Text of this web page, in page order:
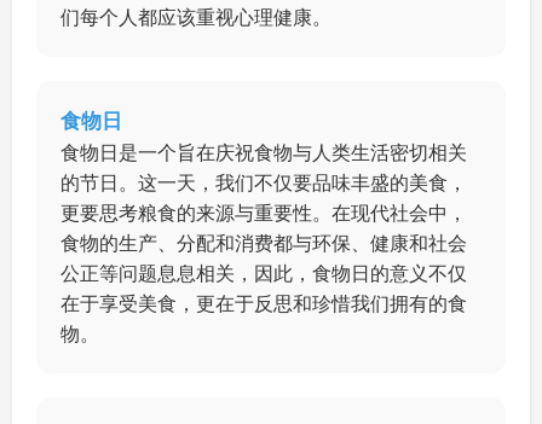
们每个人都应该重视心理健康。
食物日
食物日是一个旨在庆祝食物与人类生活密切相关
的节日。这一天，我们不仅要品味丰盛的美食，
更要思考粮食的来源与重要性。在现代社会中，
食物的生产、分配和消费都与环保、健康和社会
公正等问题息息相关，因此，食物日的意义不仅
在于享受美食，更在于反思和珍惜我们拥有的食
物。